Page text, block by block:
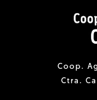
Coop.
Ctra.